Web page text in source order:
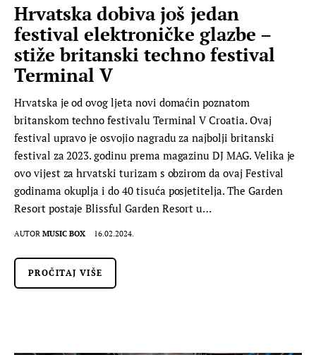
Hrvatska dobiva još jedan
festival elektroničke glazbe –
stiže britanski techno festival
Terminal V
Hrvatska je od ovog ljeta novi domaćin poznatom
britanskom techno festivalu Terminal V Croatia. Ovaj
festival upravo je osvojio nagradu za najbolji britanski
festival za 2023. godinu prema magazinu DJ MAG. Velika je
ovo vijest za hrvatski turizam s obzirom da ovaj Festival
godinama okuplja i do 40 tisuća posjetitelja. The Garden
Resort postaje Blissful Garden Resort u…
AUTOR MUSIC BOX 16.02.2024.
PROČITAJ VIŠE